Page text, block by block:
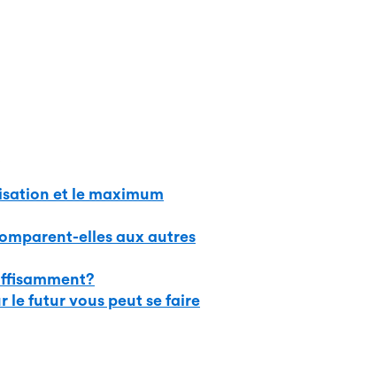
et le maximum
elles aux autres
le futur vous peut se faire